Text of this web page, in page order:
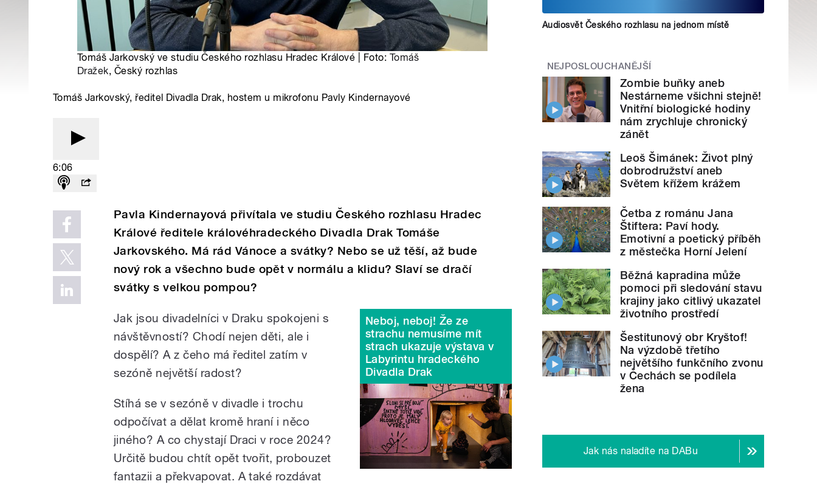
Tomáš Jarkovský ve studiu Českého rozhlasu Hradec Králové | Foto: Tomáš
Dražek, Český rozhlas
Tomáš Jarkovský, ředitel Divadla Drak, hostem u mikrofonu Pavly Kindernayové
6:06
Pavla Kindernayová přivítala ve studiu Českého rozhlasu Hradec
Králové ředitele královéhradeckého Divadla Drak Tomáše
Jarkovského. Má rád Vánoce a svátky? Nebo se už těší, až bude
nový rok a všechno bude opět v normálu a klidu? Slaví se dračí
svátky s velkou pompou?
Neboj, neboj! Že ze
strachu nemusíme mít
strach ukazuje výstava v
Labyrintu hradeckého
Divadla Drak
Jak jsou divadelníci v Draku spokojeni s
návštěvností? Chodí nejen děti, ale i
dospělí? A z čeho má ředitel zatím v
sezóně největší radost?
Stíhá se v sezóně v divadle i trochu
odpočívat a dělat kromě hraní i něco
jiného? A co chystají Draci v roce 2024?
Určitě budou chtít opět tvořit, probouzet
fantazii a překvapovat. A také rozdávat
Audiosvět Českého rozhlasu na jednom místě
NEJPOSLOUCHANĚJŠÍ
Zombie buňky aneb
Nestárneme všichni stejně!
Vnitřní biologické hodiny
nám zrychluje chronický
zánět
Leoš Šimánek: Život plný
dobrodružství aneb
Světem křížem krážem
Četba z románu Jana
Štiftera: Paví hody.
Emotivní a poetický příběh
z městečka Horní Jelení
Běžná kapradina může
pomoci při sledování stavu
krajiny jako citlivý ukazatel
životního prostředí
Šestitunový obr Kryštof!
Na výzdobě třetího
největšího funkčního zvonu
v Čechách se podílela
žena
Jak nás naladíte na DABu